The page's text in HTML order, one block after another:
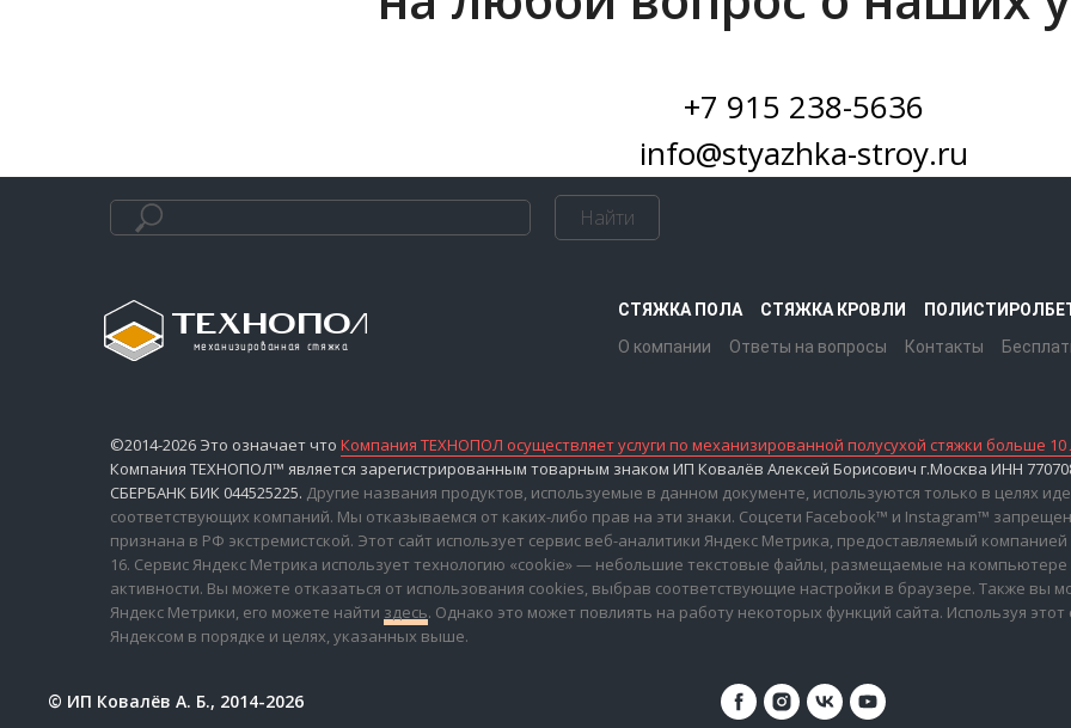
+7 915 238-5636
info@styazhka-stroy.ru
Найти
СТЯЖКА ПОЛА СТЯЖКА КРОВЛИ
О компании
Ответы на вопросы Контакты
©2014-2026 Это означает что Компания ТЕХНОПОЛ осуществляет услуги по механизированной полусухой стяжки больше 10
Компания ТЕХНОПОЛ™ является зарегистрированным товарным знаком ИП Ковалёв Алексей Борисович г.Москва ИНН
СБЕРБАНК БИК 044525225. Другие названия продуктов, используемые в данном документе, используются только в целях
соответствующих компаний. Мы отказываемся от каких-либо прав на эти знаки. Соцсети Facebook™ и Instagram™
признана в РФ экстремистской. Этот сайт использует сервис веб-аналитики Яндекс Метрика, предоставляемый компанией
16. Сервис Яндекс Метрика использует технологию «cookie» — небольшие текстовые файлы, размещаемые на
активности. Вы можете отказаться от использования cookies, выбрав соответствующие настройки в браузере. Также вы
Яндекс Метрики, его можете найти здесь. Однако это может повлиять на работу некоторых функций сайта. Используя
Яндексом в порядке и целях, указанных выше.
© ИП Ковалёв А. Б., 2014-2026